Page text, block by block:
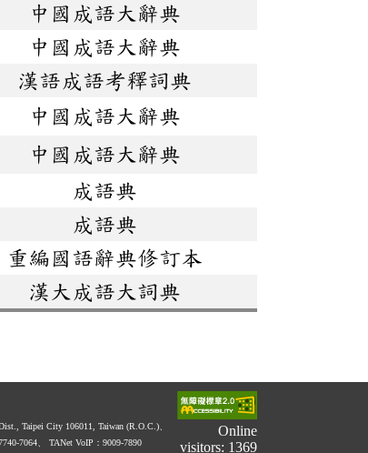
中國成語大辭典
中國成語大辭典
漢語成語考釋詞典
中國成語大辭典
中國成語大辭典
成語典
成語典
重編國語辭典修訂本
漢大成語大詞典
Taipei City 106011, Taiwan (R.O.C.)、
7064、 TANet VoIP：9009-7890
Online
visitors: 1369